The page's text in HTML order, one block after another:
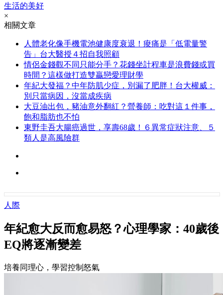
生活的美好
×
相關文章
人體老化像手機電池健康度衰退！痠痛是「低電量警
告」台大醫授４招自我照顧
情侶金錢觀不同只能分手？花錢坐計程車是浪費錢或買
時間？這樣做打造雙贏戀愛理財學
年紀大發福？中年防肌少症，別漏了肥胖！台大權威：
別只當病因，沒當成疾病
大豆油出包，豬油意外翻紅？營養師：吃對這１件事，
飽和脂肪也不怕
東野圭吾大腸癌過世，享壽68歲！６異常症狀注意、５
類人是高風險群
人際
年紀愈大反而愈易怒？心理學家：40歲後
EQ將逐漸變差
培養同理心，學習控制怒氣